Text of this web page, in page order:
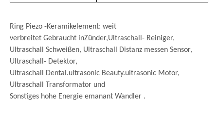
Ring Piezo -Keramikelement: weit
verbreitet Gebraucht inZünder,Ultraschall- Reiniger,
Ultraschall Schweißen, Ultraschall Distanz messen Sensor,
Ultraschall- Detektor,
Ultraschall Dental.ultrasonic Beauty.ultrasonic Motor,
Ultraschall Transformator und
Sonstiges hohe Energie emanant Wandler .